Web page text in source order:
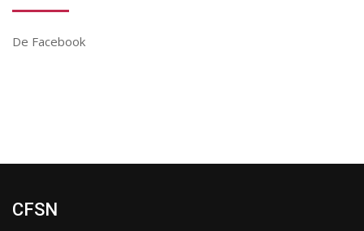
De Facebook
CFSN